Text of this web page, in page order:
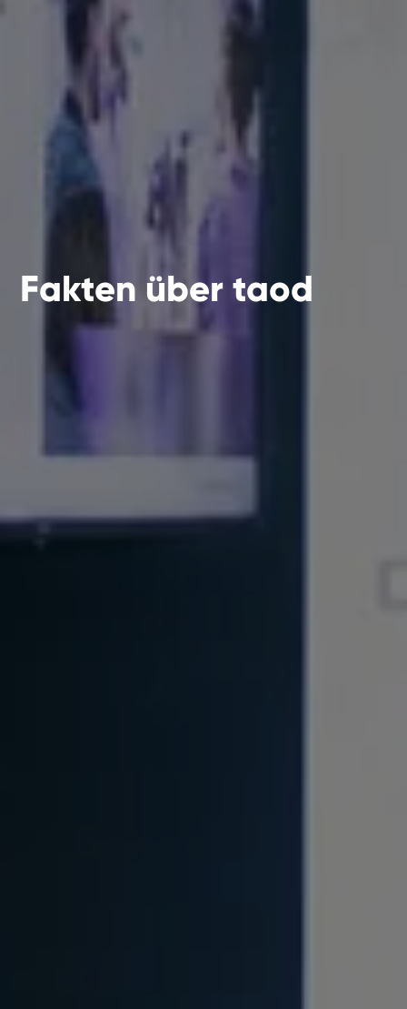
Fakten über taod